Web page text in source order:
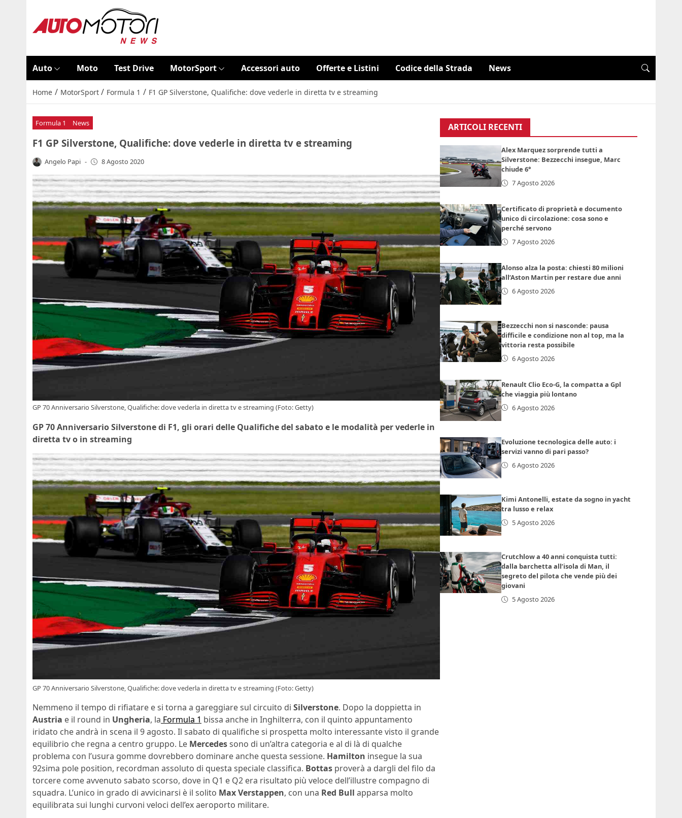
Auto Moto Test Drive MotorSport Accessori auto Offerte e Listini Codice della Strada News
Home / MotorSport / Formula 1 / F1 GP Silverstone, Qualifiche: dove vederle in diretta tv e streaming
Formula 1 News
F1 GP Silverstone, Qualifiche: dove vederle in diretta tv e streaming
Angelo Papi - 8 Agosto 2020
GP 70 Anniversario Silverstone, Qualifiche: dove vederla in diretta tv e streaming (Foto: Getty)
GP 70 Anniversario Silverstone di F1, gli orari delle Qualifiche del sabato e le modalità per vederle in
diretta tv o in streaming
GP 70 Anniversario Silverstone, Qualifiche: dove vederla in diretta tv e streaming (Foto: Getty)
Nemmeno il tempo di rifiatare e si torna a gareggiare sul circuito di Silverstone. Dopo la doppietta in
Austria e il round in Ungheria, la Formula 1 bissa anche in Inghilterra, con il quinto appuntamento
iridato che andrà in scena il 9 agosto. Il sabato di qualifiche si prospetta molto interessante visto il grande
equilibrio che regna a centro gruppo. Le Mercedessono di un’altra categoria e al di là di qualche
problema con l’usura gomme dovrebbero dominare anche questa sessione. Hamilton insegue la sua
92sima pole position, recordman assoluto di questa speciale classifica. Bottas proverà a dargli del filo da
torcere come avvenuto sabato scorso, dove in Q1 e Q2 era risultato più veloce dell’illustre compagno di
squadra. L’unico in grado di avvicinarsi è il solito Max Verstappen, con una Red Bull apparsa molto
equilibrata sui lunghi curvoni veloci dell’ex aeroporto militare.
ARTICOLI RECENTI
Alex Marquez sorprende tutti a
Silverstone: Bezzecchi insegue, Marc
chiude 6°
7 Agosto 2026
Certificato di proprietà e documento
unico di circolazione: cosa sono e
perché servono
7 Agosto 2026
Alonso alza la posta: chiesti 80 milioni
all’Aston Martin per restare due anni
6 Agosto 2026
Bezzecchi non si nasconde: pausa
difficile e condizione non al top, ma la
vittoria resta possibile
6 Agosto 2026
Renault Clio Eco-G, la compatta a Gpl
che viaggia più lontano
6 Agosto 2026
Evoluzione tecnologica delle auto: i
servizi vanno di pari passo?
6 Agosto 2026
Kimi Antonelli, estate da sogno in yacht
tra lusso e relax
5 Agosto 2026
Crutchlow a 40 anni conquista tutti:
dalla barchetta all’isola di Man, il
segreto del pilota che vende più dei
giovani
5 Agosto 2026